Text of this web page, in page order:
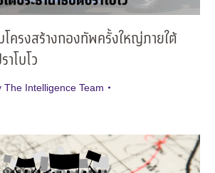
โครงสร้างกองทัพครั้งใหญ่ภายใต้
าโบโว
The Intelligence Team